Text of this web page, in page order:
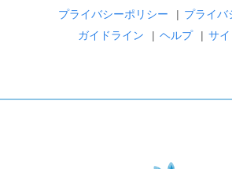
プライバシーポリシー
| プライバ
ガイドライン
| ヘルプ | サ